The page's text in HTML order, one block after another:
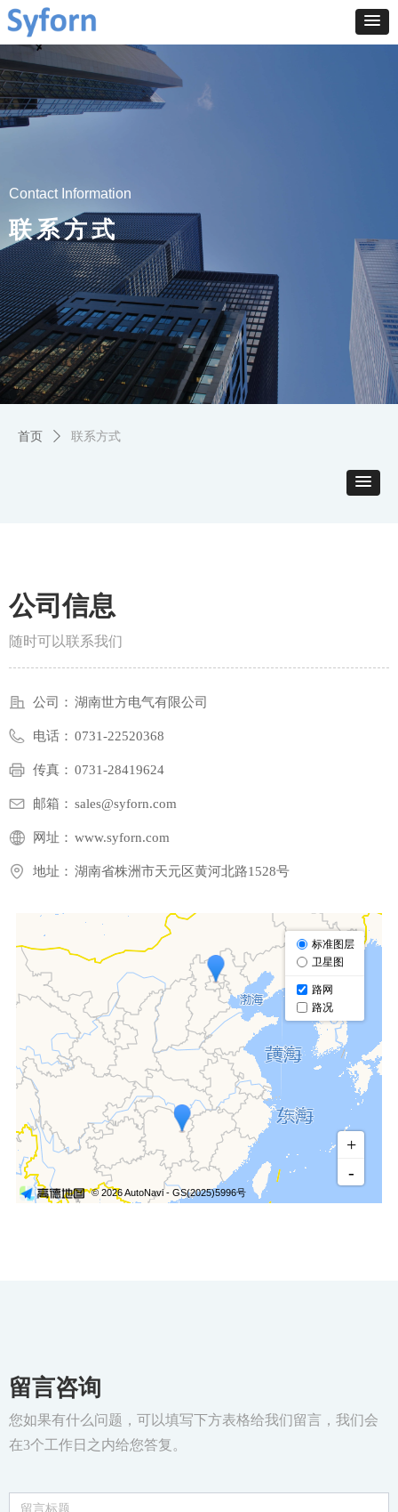
Contact Information
联系方式
首页 ꄲ 联系方式
留言咨询
您如果有什么问题，可以填写下方表格给我们留言，我们会
在3个工作日之内给您答复。
公司信息
随时可以联系我们
公司： 湖南世方电气有限公司
电话： 0731-22520368
传真： 0731-28419624
邮箱： sales@syforn.com
网址： www.syforn.com
地址： 湖南省株洲市天元区黄河北路1528号